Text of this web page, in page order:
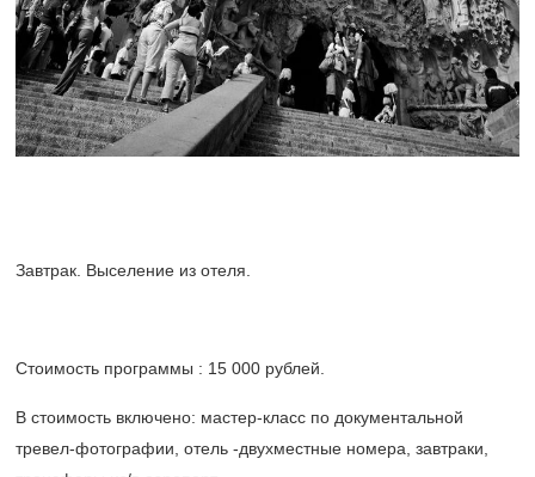
Завтрак. Выселение из отеля.
Стоимость программы : 15 000 рублей.
В стоимость включено: мастер-класс по документальной
тревел-фотографии, отель -двухместные номера, завтраки,